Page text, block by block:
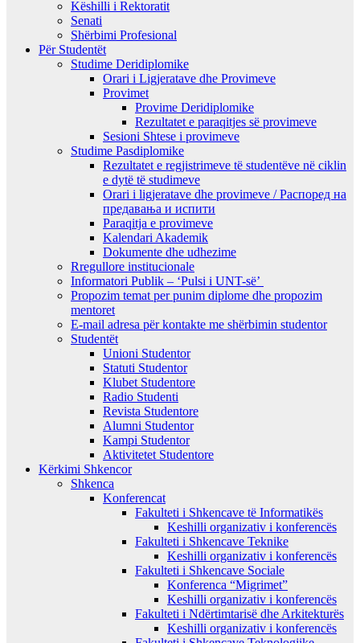
Këshilli i Rektoratit
Senati
Shërbimi Profesional
Për Studentët
Studime Deridiplomike
Orari i Ligjeratave dhe Provimeve
Provimet
Provime Deridiplomike
Rezultatet e paraqitjes së provimeve
Sesioni Shtese i provimeve
Studime Pasdiplomike
Rezultatet e regjistrimeve të studentëve në ciklin
e dytë të studimeve
Orari i ligjeratave dhe provimeve / Распоред на
предавањa и испити
Paraqitja e provimeve
Kalendari Akademik
Dokumente dhe udhezime
Rregullore institucionale
Informatori Publik – ‘Pulsi i UNT-së’
Propozim temat per punim diplome dhe propozim
mentoret
E-mail adresa për kontakte me shërbimin studentor
Studentët
Unioni Studentor
Statuti Studentor
Klubet Studentore
Radio Studenti
Revista Studentore
Alumni Studentor
Kampi Studentor
Aktivitetet Studentore
Kërkimi Shkencor
Shkenca
Konferencat
Fakulteti i Shkencave të Informatikës
Keshilli organizativ i konferencës
Fakulteti i Shkencave Teknike
Keshilli organizativ i konferencës
Fakulteti i Shkencave Sociale
Konferenca “Migrimet”
Keshilli organizativ i konferencës
Fakulteti i Ndërtimtarisë dhe Arkitekturës
Keshilli organizativ i konferencës